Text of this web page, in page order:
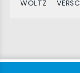
WOLTZ